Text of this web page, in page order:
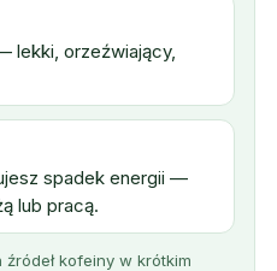
lekki, orzeźwiający,
spadek energii —
lub pracą.
kofeiny w krótkim